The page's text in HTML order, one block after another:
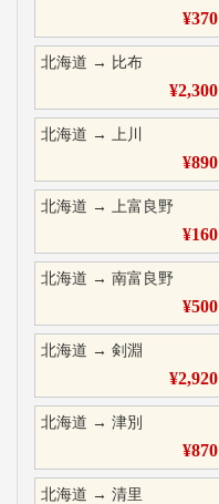
¥370
北海道 → 比布
¥2,300
北海道 → 上川
¥890
北海道 → 上富良野
¥160
北海道 → 南富良野
¥500
北海道 → 剣淵
¥2,920
北海道 → 津別
¥870
北海道 → 清里